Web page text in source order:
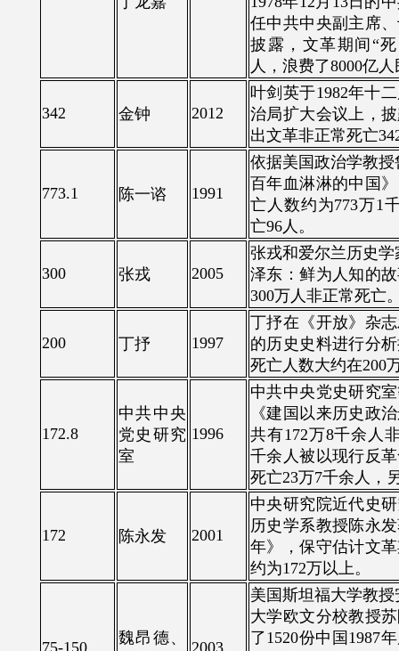
任中共中央副主席
披露，文革期间“
人，浪费了8000亿
342 金钟 2012
叶剑英于1982年十
治局扩大会议上，
出文革非正常死亡
773.1 陈一谘 1991
依据美国政治学教
百年血淋淋的中国
亡人数约为773万1
亡96人。
300 张戎 2005
张戎和爱尔兰历史
泽东：鲜为人知的
300万人非正常死亡
200 丁抒 1997
丁抒在《开放》杂
的历史史料进行分
死亡人数大约在200
172.8
中共中央
党史研究
室
1996
中共中央党史研究
《建国以来历史政
共有172万8千余人
千余人被以现行反
死亡23万7千余人，
172 陈永发 2001
中央研究院近代史
历史学系教授陈永
年》，保守估计文
约为172万以上。
75-150
魏昂德、
2003
美国斯坦福大学教授
大学欧文分校教授
了1520份中国1987